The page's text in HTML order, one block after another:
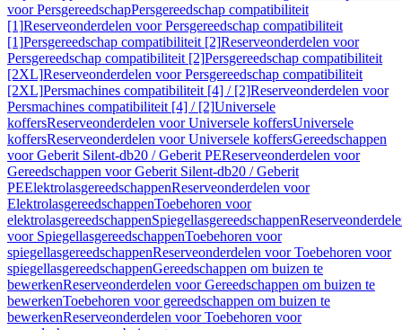
voor PersgereedschapPersgereedschap compatibiliteit
[1]Reserveonderdelen voor Persgereedschap compatibiliteit
[1]Persgereedschap compatibiliteit [2]Reserveonderdelen voor
Persgereedschap compatibiliteit [2]Persgereedschap compatibiliteit
[2XL]Reserveonderdelen voor Persgereedschap compatibiliteit
[2XL]Persmachines compatibiliteit [4] / [2]Reserveonderdelen voor
Persmachines compatibiliteit [4] / [2]Universele
koffersReserveonderdelen voor Universele koffersUniversele
koffersReserveonderdelen voor Universele koffersGereedschappen
voor Geberit Silent-db20 / Geberit PEReserveonderdelen voor
Gereedschappen voor Geberit Silent-db20 / Geberit
PEElektrolasgereedschappenReserveonderdelen voor
ElektrolasgereedschappenToebehoren voor
elektrolasgereedschappenSpiegellasgereedschappen
voor SpiegellasgereedschappenToebehoren voor
spiegellasgereedschappenReserveonderdelen voor Toebehoren voor
spiegellasgereedschappenGereedschappen om buizen te
bewerkenReserveonderdelen voor Gereedschappen om buizen te
bewerkenToebehoren voor gereedschappen om buizen te
bewerkenReserveonderdelen voor Toebehoren voor